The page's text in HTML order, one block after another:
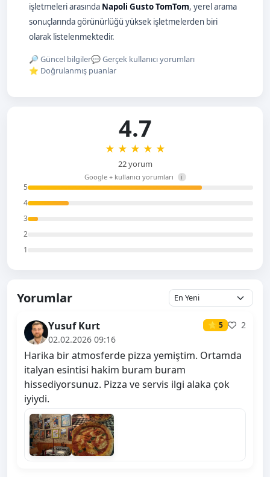
işletmeleri arasında Napoli Gusto TomTom, yerel arama
sonuçlarında görünürlüğü yüksek işletmelerden biri
olarak listelenmektedir.
🔎 Güncel bilgiler💬 Gerçek kullanıcı yorumları
⭐ Doğrulanmış puanlar
5
4
3
2
1
4.7
★ ★ ★ ★ ★
22 yorum
Google + kullanıcı yorumları i
Yorumlar
Yusuf Kurt ⭐ 5
2
02.02.2026 09:16
Harika bir atmosferde pizza yemiştim. Ortamda
italyan esintisi hakim buram buram
hissediyorsunuz. Pizza ve servis ilgi alaka çok
iyiydi.